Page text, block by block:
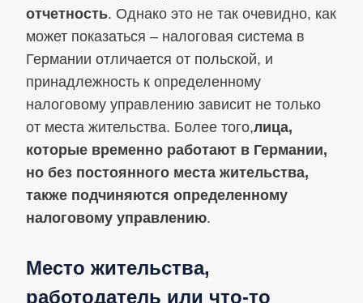
отчетность. Однако это не так очевидно, как
может показаться – налоговая система в
Германии отличается от польской, и
принадлежность к определенному
налоговому управлению зависит не только
от места жительства. Более того,лица,
которые временно работают в Германии,
но без постоянного места жительства,
также подчиняются определенному
налоговому управлению.
Место жительства,
работодатель или что-то